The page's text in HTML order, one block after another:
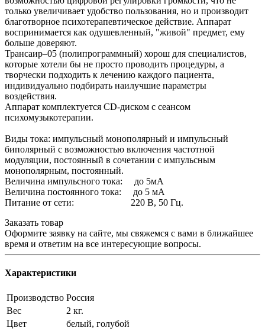
только увеличивает удобство пользования, но и производит
благотворное психотерапевтическое действие. Аппарат
воспринимается как одушевленный, "живой" предмет, ему
больше доверяют.
Трансаир–05 (полипрограммный) хорош для специалистов,
которые хотели бы не просто проводить процедуры, а
творчески подходить к лечению каждого пациента,
индивидуально подбирать наилучшие параметры
воздействия.
Аппарат комплектуется CD-диском с сеансом
психомузыкотерапии.
Виды тока: импульсный монополярный и импульсный
биполярный с возможностью включения частотной
модуляции, постоянный в сочетании с импульсным
монополярным, постоянный.
Величина импульсного тока: до 5мА
Величина постоянного тока: до 5 мА
Питание от сети: 220 В, 50 Гц.
Заказать товар
Оформите заявку на сайте, мы свяжемся с вами в ближайшее
время и ответим на все интересующие вопросы.
Характеристики
Производство Россия
Вес
2 кг.
Цвет
белый, голубой